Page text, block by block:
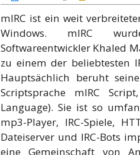
mIRC ist ein weit
Windows. mIRC
Softwareentwickler Khaled
zu einem der beliebtesten
Hauptsächlich beruht
Scriptsprache mIRC
Language). Sie ist so
mp3-Player, IRC-Spiele,
Dateiserver und IRC-Bots
eine Gemeinschaft von